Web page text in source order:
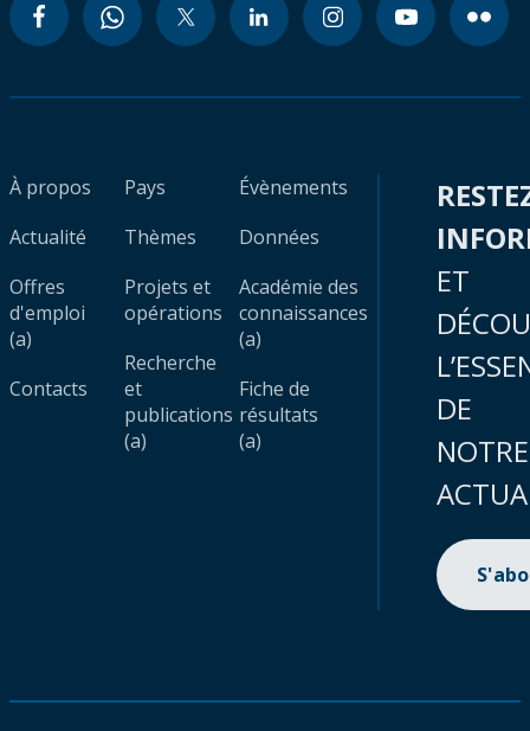
À propos
Actualité
Offres
d'emploi
(a)
Contacts
Pays
Thèmes
Projets et
opérations
Recherche
et
publications
(a)
Évènements
Données
Académie des
connaissances
(a)
Fiche de
résultats
(a)
ET
DE
NOTRE